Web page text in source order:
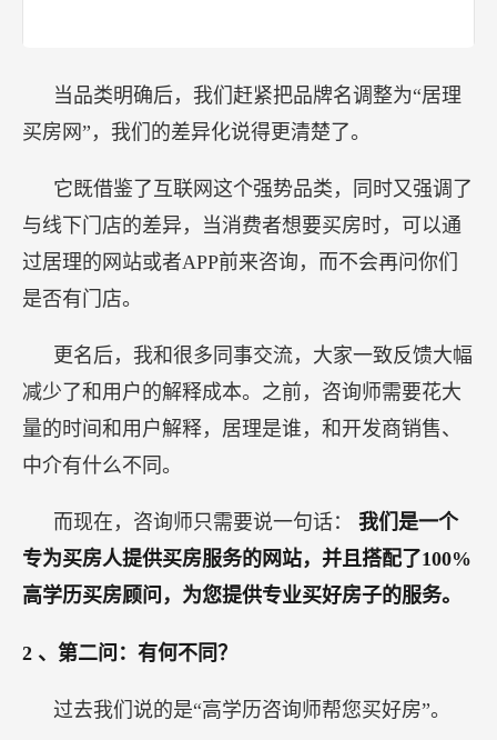
当品类明确后，我们赶紧把品牌名调整为“居理
买房网”，我们的差异化说得更清楚了。
它既借鉴了互联网这个强势品类，同时又强调了
与线下门店的差异，当消费者想要买房时，可以通
过居理的网站或者APP前来咨询，而不会再问你们
是否有门店。
更名后，我和很多同事交流，大家一致反馈大幅
减少了和用户的解释成本。之前，咨询师需要花大
量的时间和用户解释，居理是谁，和开发商销售、
中介有什么不同。
而现在，咨询师只需要说一句话： 我们是一个
专为买房人提供买房服务的网站，并且搭配了100%
高学历买房顾问，为您提供专业买好房子的服务。
2 、第二问：有何不同？
过去我们说的是“高学历咨询师帮您买好房”。